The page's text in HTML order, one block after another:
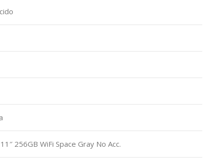
256GB WiFi Space Gray No Acc.